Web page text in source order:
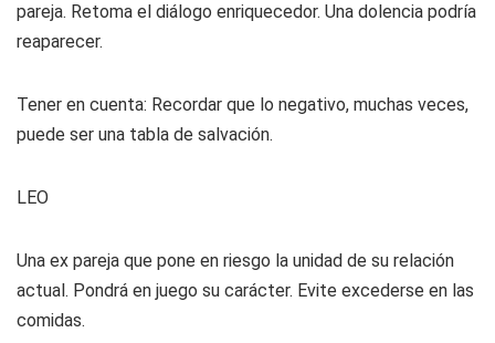
pareja. Retoma el diálogo enriquecedor. Una dolencia podría
reaparecer.
Tener en cuenta: Recordar que lo negativo, muchas veces,
puede ser una tabla de salvación.
LEO
Una ex pareja que pone en riesgo la unidad de su relación
actual. Pondrá en juego su carácter. Evite excederse en las
comidas.